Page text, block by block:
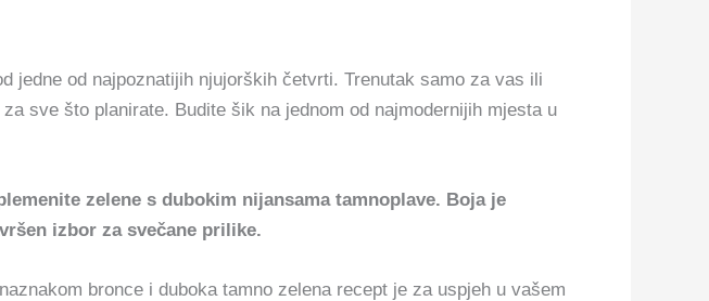
jedne od najpoznatijih njujorških četvrti. Trenutak samo za vas ili
sve što planirate. Budite šik na jednom od najmodernijih mjesta u
zelene s dubokim nijansama tamnoplave. Boja je
izbor za svečane prilike.
bronce i duboka tamno zelena recept je za uspjeh u vašem